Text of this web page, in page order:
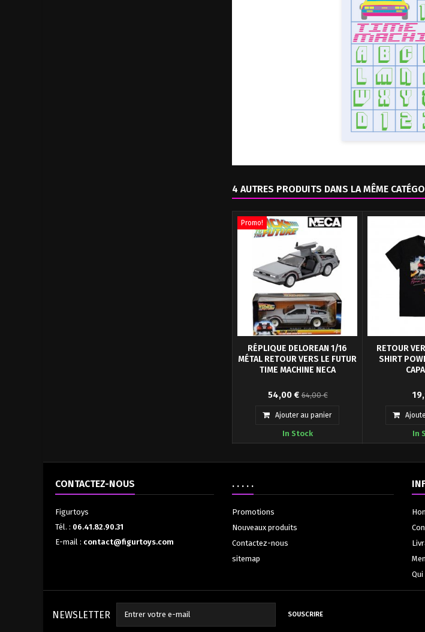
4 AUTRES PRODUITS DANS LA MÊME
Promo!
RÉPLIQUE DELOREAN 1/16
MÉTAL RETOUR VERS LE FUTUR
TIME MACHINE NECA
Il est temps de sauter dans la
machine à remonter le temps et
de revenir en...
54,00 € 64,00 €
Ajouter au panier
In Stock
RETOUR
SHIRT
Portez ce
Retour
In
CONTACTEZ-NOUS
Figurtoys
Tél. : 06.41.82.90.31
E-mail : contact@figurtoys.com
. . . . .
Promotions
Nouveaux produits
Contactez-nous
sitemap
NEWSLETTER SOUSCRIRE